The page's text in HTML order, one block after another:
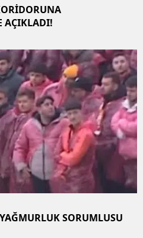
AÇIKLADI!
SORUMLUSU